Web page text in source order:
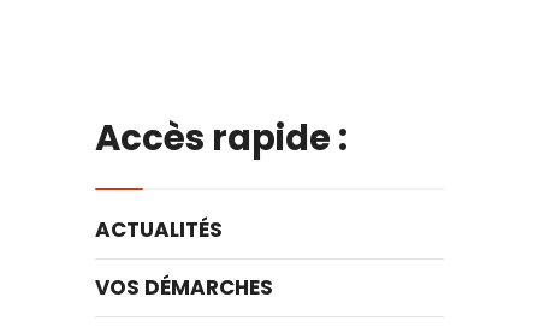
Accès rapide :
ACTUALITÉS
VOS DÉMARCHES